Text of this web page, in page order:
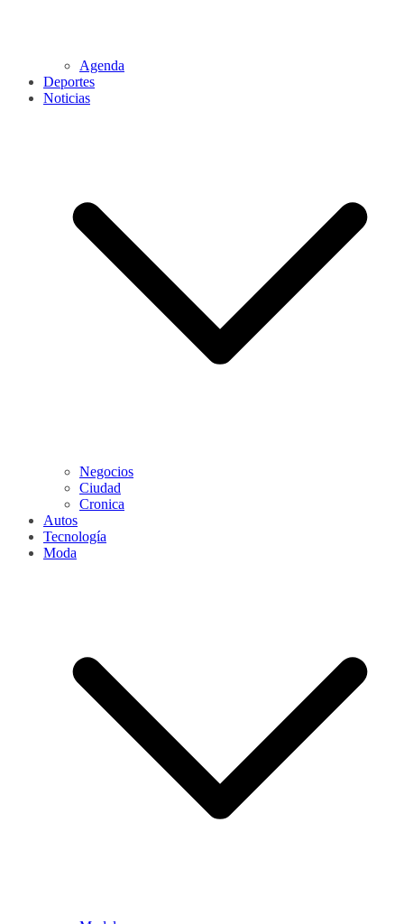
Agenda
Deportes
Noticias
Negocios
Ciudad
Cronica
Autos
Tecnología
Moda